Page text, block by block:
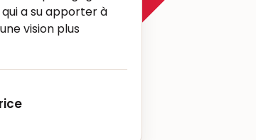
a su apporter à
vision plus